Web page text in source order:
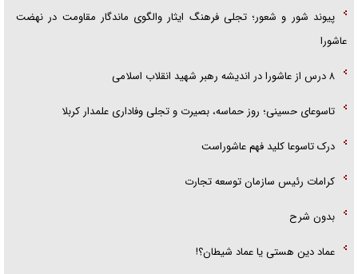
پیوند شور و شعور؛ تجلی فرهنگ ایثار والگوی ماندگار مقاومت در نهضت
عاشورا
۸ درس از عاشورا در اندیشه رهبر شهید انقلاب اسلامی
تاسوعای حسینی؛ روز حماسه، بصیرت و تجلی وفاداری علمدار کربلا
درک تاسوعا کلید فهم عاشوراست
کرامات رئیس سازمان توسعه تجارت
بدون شرح
عماد دین هستی یا عماد شیطان؟!